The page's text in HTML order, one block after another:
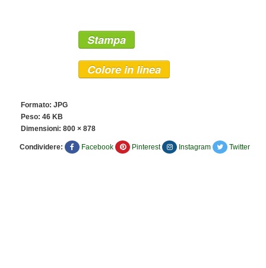
Stampa
Colore in linea
Formato: JPG
Peso: 46 KB
Dimensioni: 800 × 878
Condividere: Facebook Pinterest Instagram Twitter